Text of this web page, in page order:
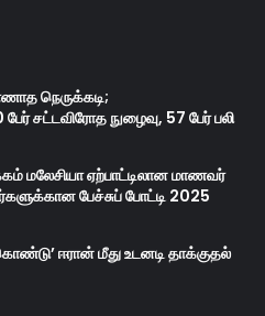
நெருக்கடி;
சட்டவிரோத நுழைவு, 57 பேர் பலி
மலேசியா ஏற்பாட்டிலான மாணவர்
பேச்சுப் போட்டி 2025
ஈரான் மீது உடனடி தாக்குதல்